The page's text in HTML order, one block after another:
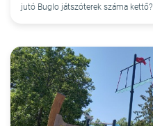
jutó Buglo játszóterek száma kettő?